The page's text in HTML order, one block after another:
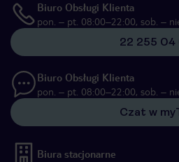
Biuro Obsługi Klienta
pon. – pt. 08:00–22:00, sob. –
22 255 04
Biuro Obsługi Klienta
pon. – pt. 08:00–22:00, sob. –
Czat w
Biura stacjonarne